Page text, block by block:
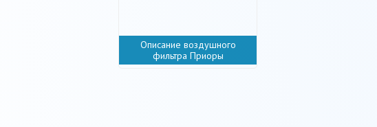
Описание воздушного
фильтра Приоры